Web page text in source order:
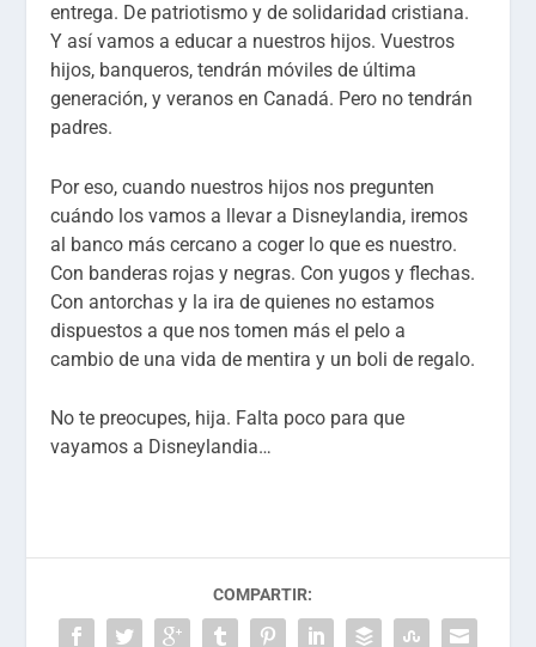
entrega. De patriotismo y de solidaridad cristiana.
Y así vamos a educar a nuestros hijos. Vuestros
hijos, banqueros, tendrán móviles de última
generación, y veranos en Canadá. Pero no tendrán
padres.
Por eso, cuando nuestros hijos nos pregunten
cuándo los vamos a llevar a Disneylandia, iremos
al banco más cercano a coger lo que es nuestro.
Con banderas rojas y negras. Con yugos y flechas.
Con antorchas y la ira de quienes no estamos
dispuestos a que nos tomen más el pelo a
cambio de una vida de mentira y un boli de regalo.
No te preocupes, hija. Falta poco para que
vayamos a Disneylandia…
COMPARTIR: